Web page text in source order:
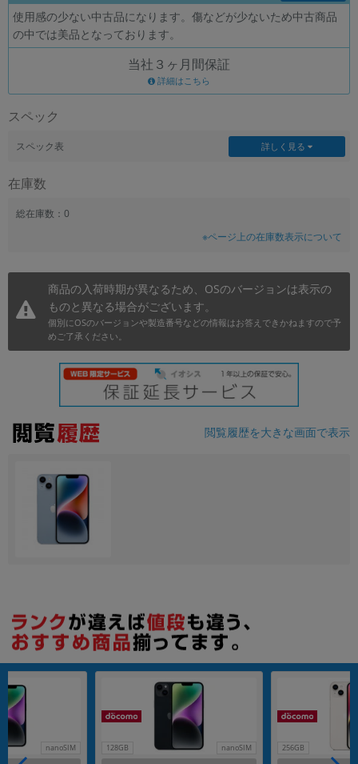
使用感の少ない中古品になります。傷などが少ないため中古商品
の中では美品となっております。
当社３ヶ月間保証
詳細はこちら
スペック
スペック表 詳しく見る
在庫数
総在庫数：0
※ページ上の在庫数表示について
商品の入荷時期が異なるため、OSのバージョンは表示の
ものと異なる場合がございます。
個別にOSのバージョンや製造番号などの情報はお答えできかねますので予
めご了承ください。
閲覧履歴を大きな画面で表示
nanoSIM 128GB nanoSIM 256GB
OSの絞り込み
メモリ
年 月 まで
各項目のチェックボックスは「or検索」となります。
ただし機能別のみ「and検索」となります。